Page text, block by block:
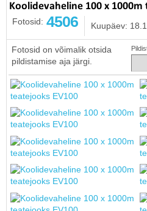
Koolidevaheline 100 x 1000m
Fotosid: 4506 Kuupäev:
Fotosid on võimalik otsida
pildistamise aja järgi.